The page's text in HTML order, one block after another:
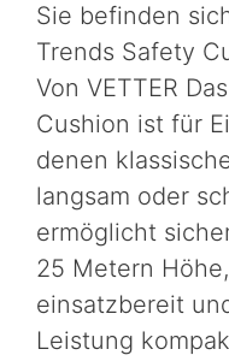
Sie befinden
Trends Safety
Von VETTER
Cushion ist für
denen
langsam oder
ermöglicht
25 Metern
einsatzbereit
Leistung